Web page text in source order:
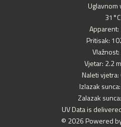
Uglavnom
31°C
Apparent:
Pritisak:
Vlažnost:
Vjetar: 2.2
Naleti
Izlazak
Zalazak
UV Data is
© 2026 Powered